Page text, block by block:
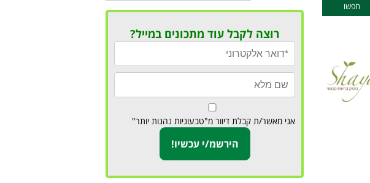
חפשו
רוצה לקבל עוד מתכונים במייל?
אני מאשר/ת קבלת דיוור מ"טבעוניות נהנות יותר"